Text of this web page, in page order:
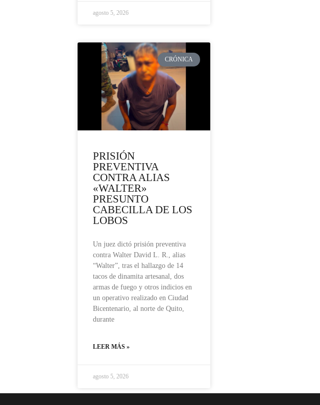
agosto 5, 2026
CRÓNICA
PRISIÓN
PREVENTIVA
CONTRA ALIAS
«WALTER»
PRESUNTO
CABECILLA DE LOS
LOBOS
Un juez dictó prisión preventiva
contra Walter David L. R., alias
“Walter”, tras el hallazgo de 14
tacos de dinamita artesanal, dos
armas de fuego y otros indicios en
un operativo realizado en Ciudad
Bicentenario, al norte de Quito,
durante
LEER MÁS »
agosto 5, 2026